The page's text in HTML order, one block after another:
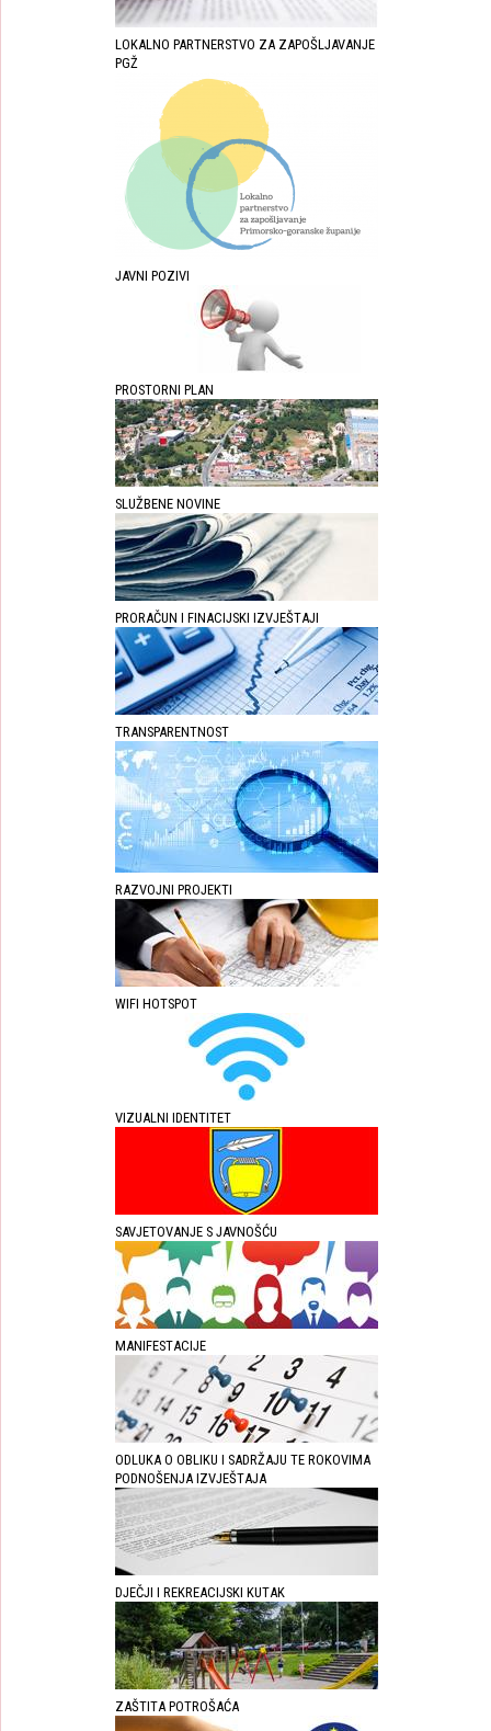
LOKALNO PARTNERSTVO ZA ZAPOŠLJAVANJE
PGŽ
JAVNI POZIVI
PROSTORNI PLAN
SLUŽBENE NOVINE
PRORAČUN I FINACIJSKI IZVJEŠTAJI
TRANSPARENTNOST
RAZVOJNI PROJEKTI
WIFI HOTSPOT
VIZUALNI IDENTITET
SAVJETOVANJE S JAVNOŠĆU
MANIFESTACIJE
ODLUKA O OBLIKU I SADRŽAJU TE ROKOVIMA
PODNOŠENJA IZVJEŠTAJA
DJEČJI I REKREACIJSKI KUTAK
ZAŠTITA POTROŠAĆA